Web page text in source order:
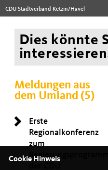
CDU Stadtverband Ketzin/Havel
Dies könnte
Meldungen aus
dem Umland (5)
Erste
Regionalkonferenz
zum
Regierungsprogramm
Cookie Hinweis